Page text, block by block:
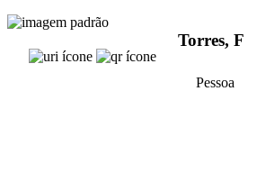
Torres, F
Pessoa